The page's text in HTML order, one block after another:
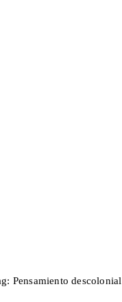
Pensamiento descolonial